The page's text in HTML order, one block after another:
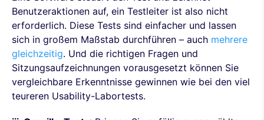
Benutzeraktionen auf, ein Testleiter ist also nicht
erforderlich. Diese Tests sind einfacher und lassen
sich in großem Maßstab durchführen – auch mehrere
gleichzeitig. Und die richtigen Fragen und
Sitzungsaufzeichnungen vorausgesetzt können Sie
vergleichbare Erkenntnisse gewinnen wie bei den viel
teureren Usability-Labortests.